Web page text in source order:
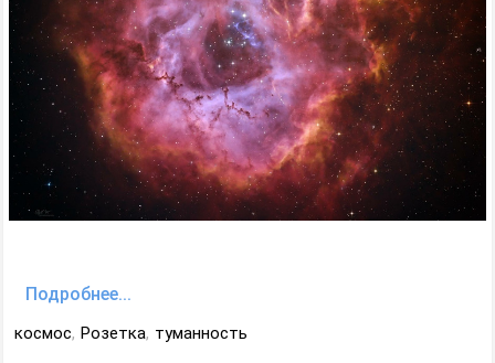
Подробнее...
космос, Розетка, туманность